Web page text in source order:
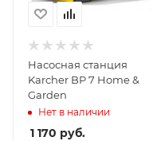
Насосная станция
Karcher BP 7 Home &
Garden
Нет в наличии
1 170 руб.